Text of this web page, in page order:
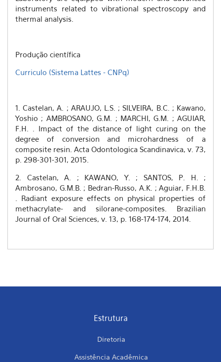
instruments related to vibrational spectroscopy and
thermal analysis.
Produção científica
Curriculo (Sistema Lattes - CNPq)
1. Castelan, A. ; ARAUJO, L.S. ; SILVEIRA, B.C. ; Kawano,
Yoshio ; AMBROSANO, G.M. ; MARCHI, G.M. ; AGUIAR,
F.H. . Impact of the distance of light curing on the
degree of conversion and microhardness of a
composite resin. Acta Odontologica Scandinavica, v. 73,
p. 298-301-301, 2015.
2. Castelan, A. ; KAWANO, Y. ; SANTOS, P. H. ;
Ambrosano, G.M.B. ; Bedran-Russo, A.K. ; Aguiar, F.H.B.
. Radiant exposure effects on physical properties of
methacrylate- and silorane-composites. Brazilian
Journal of Oral Sciences, v. 13, p. 168-174-174, 2014.
Estrutura
Diretoria
Assistência Acadêmica